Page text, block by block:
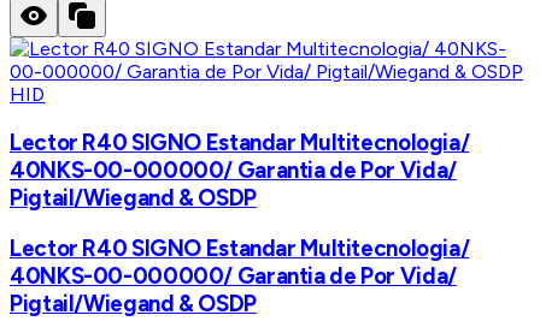
HID
Lector R40 SIGNO Estandar Multitecnologia/
40NKS-00-000000/ Garantia de Por Vida/
Pigtail/Wiegand & OSDP
Lector R40 SIGNO Estandar Multitecnologia/
40NKS-00-000000/ Garantia de Por Vida/
Pigtail/Wiegand & OSDP